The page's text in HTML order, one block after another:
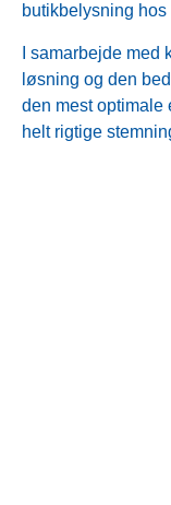
butikbelysning
I samarbejde
løsning og den
den mest optimale
helt rigtige